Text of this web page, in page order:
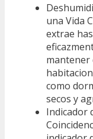
una Vida
extrae
mantener
como
secos y
Indicador